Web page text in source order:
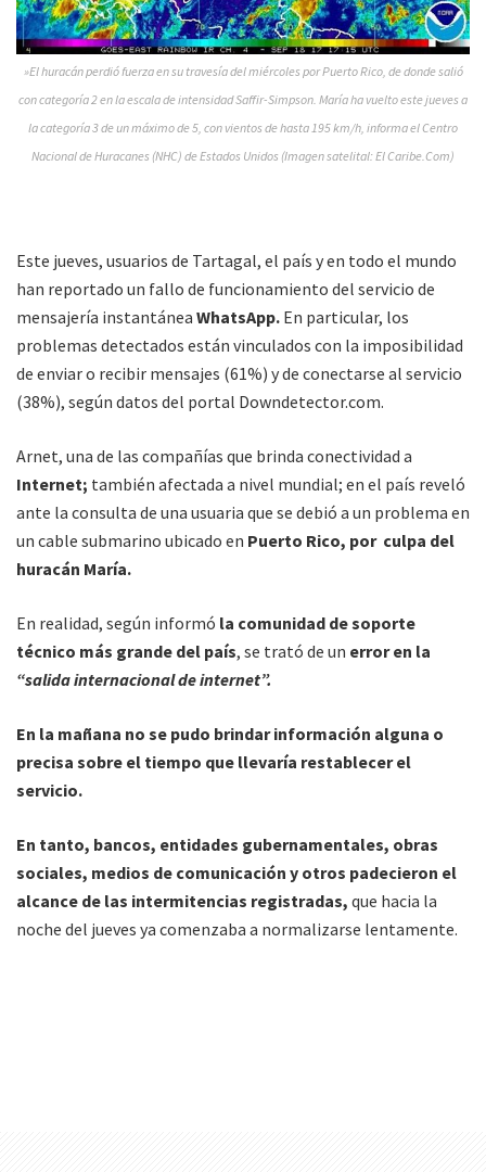
»El huracán perdió fuerza en su travesía del miércoles por Puerto Rico, de donde salió
con categoría 2 en la escala de intensidad Saffir-Simpson. María ha vuelto este jueves a
la categoría 3 de un máximo de 5, con vientos de hasta 195 km/h, informa el Centro
Nacional de Huracanes (NHC) de Estados Unidos (Imagen satelital: El Caribe.Com)
Este jueves, usuarios de Tartagal, el país y en todo el mundo
han reportado un fallo de funcionamiento del servicio de
mensajería instantánea WhatsApp. En particular, los
problemas detectados están vinculados con la imposibilidad
de enviar o recibir mensajes (61%) y de conectarse al servicio
(38%), según datos del portal Downdetector.com.
Arnet, una de las compañías que brinda conectividad a
Internet; también afectada a nivel mundial; en el país reveló
ante la consulta de una usuaria que se debió a un problema en
un cable submarino ubicado en Puerto Rico, por culpa del
huracán María.
En realidad, según informó la comunidad de soporte
técnico más grande del país, se trató de un error en la
“salida internacional de internet”.
En la mañana no se pudo brindar información alguna o
precisa sobre el tiempo que llevaría restablecer el
servicio.
En tanto, bancos, entidades gubernamentales, obras
sociales, medios de comunicación y otros padecieron el
alcance de las intermitencias registradas, que hacia la
noche del jueves ya comenzaba a normalizarse lentamente.